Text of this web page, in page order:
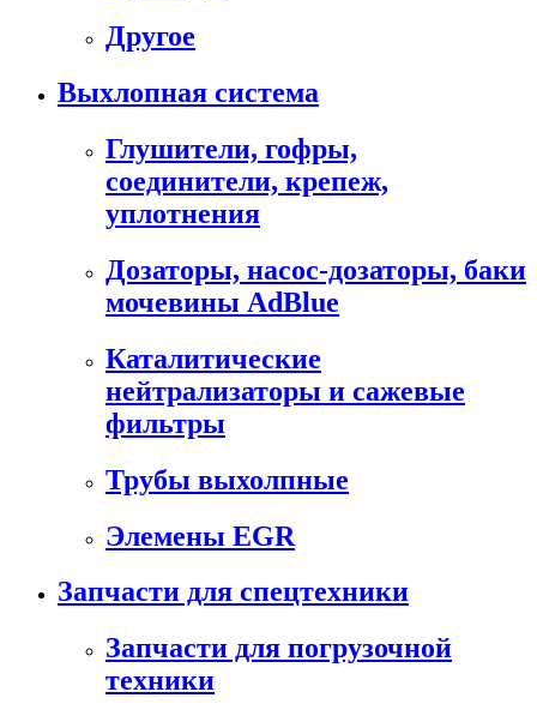
Другое
Выхлопная система
Глушители, гофры,
соединители, крепеж,
уплотнения
Дозаторы, насос-дозаторы, баки
мочевины AdBlue
Каталитические
нейтрализаторы и сажевые
фильтры
Трубы выхолпные
Элемены EGR
Запчасти для спецтехники
Запчасти для погрузочной
техники